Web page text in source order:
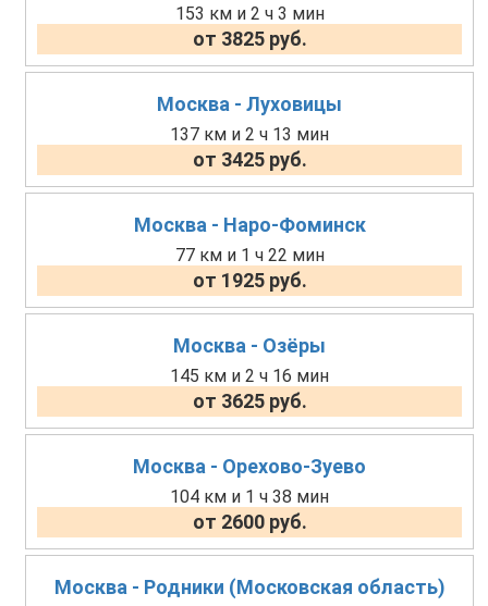
153 км и 2 ч 3 мин
от 3825 руб.
Москва - Луховицы
137 км и 2 ч 13 мин
от 3425 руб.
Москва - Наро-Фоминск
77 км и 1 ч 22 мин
от 1925 руб.
Москва - Озёры
145 км и 2 ч 16 мин
от 3625 руб.
Москва - Орехово-Зуево
104 км и 1 ч 38 мин
от 2600 руб.
Москва - Родники (Московская область)